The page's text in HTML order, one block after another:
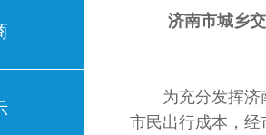
济南市城乡交
为充分发挥济南
市民出行成本，